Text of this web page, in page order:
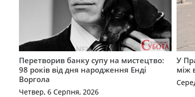
Перетворив банку супу на мистецтво:
98 років від дня народження Енді
Воргола
Четвер, 6 Серпня, 2026
У
між